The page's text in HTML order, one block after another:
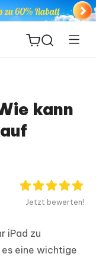
kann
Jetzt bewerten!
iPad zu
eine wichtige